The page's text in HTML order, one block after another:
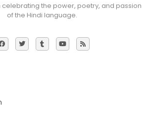
the power, poetry, and passion
of the Hindi language.